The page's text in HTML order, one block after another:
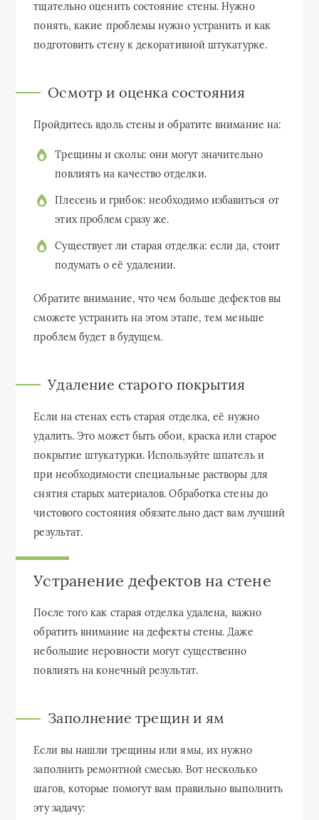
тщательно оценить состояние стены. Нужно
понять, какие проблемы нужно устранить и как
подготовить стену к декоративной штукатурке.
Осмотр и оценка состояния
Пройдитесь вдоль стены и обратите внимание на:
Трещины и сколы: они могут значительно
повлиять на качество отделки.
Плесень и грибок: необходимо избавиться от
этих проблем сразу же.
Существует ли старая отделка: если да, стоит
подумать о её удалении.
Обратите внимание, что чем больше дефектов вы
сможете устранить на этом этапе, тем меньше
проблем будет в будущем.
Удаление старого покрытия
Если на стенах есть старая отделка, её нужно
удалить. Это может быть обои, краска или старое
покрытие штукатурки. Используйте шпатель и
при необходимости специальные растворы для
снятия старых материалов. Обработка стены до
чистового состояния обязательно даст вам лучший
результат.
Устранение дефектов на стене
После того как старая отделка удалена, важно
обратить внимание на дефекты стены. Даже
небольшие неровности могут существенно
повлиять на конечный результат.
Заполнение трещин и ям
Если вы нашли трещины или ямы, их нужно
заполнить ремонтной смесью. Вот несколько
шагов, которые помогут вам правильно выполнить
эту задачу: